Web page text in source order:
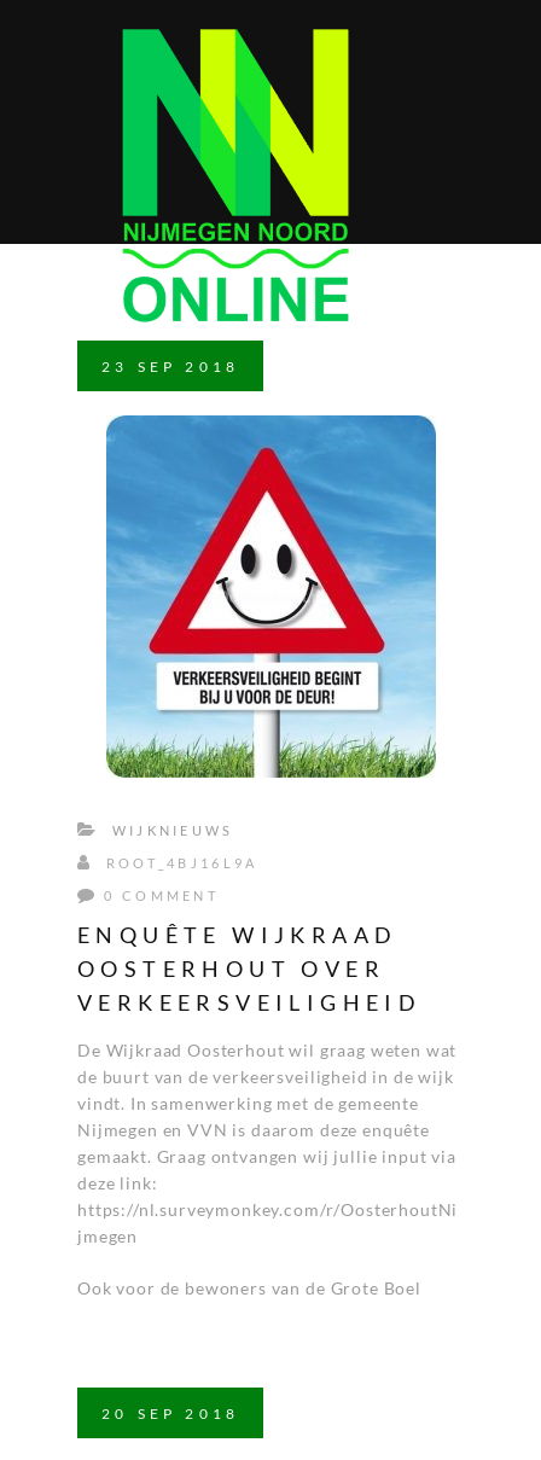
23 SEP 2018
WIJKNIEUWS
ROOT_4BJ16L9A
0 COMMENT
ENQUÊTE WIJKRAAD
OOSTERHOUT OVER
VERKEERSVEILIGHEID
De Wijkraad Oosterhout wil graag weten wat
de buurt van de verkeersveiligheid in de wijk
vindt. In samenwerking met de gemeente
Nijmegen en VVN is daarom deze enquête
gemaakt. Graag ontvangen wij jullie input via
deze link:
https://nl.surveymonkey.com/r/OosterhoutNi
jmegen
Ook voor de bewoners van de Grote Boel
20 SEP 2018